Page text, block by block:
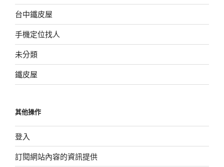
台中鐵皮屋
手機定位找人
未分類
鐵皮屋
其他操作
登入
訂閱網站內容的資訊提供